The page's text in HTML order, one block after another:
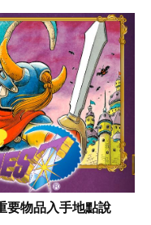
要物品入手地點說